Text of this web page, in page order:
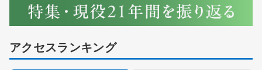
アクセスランキング